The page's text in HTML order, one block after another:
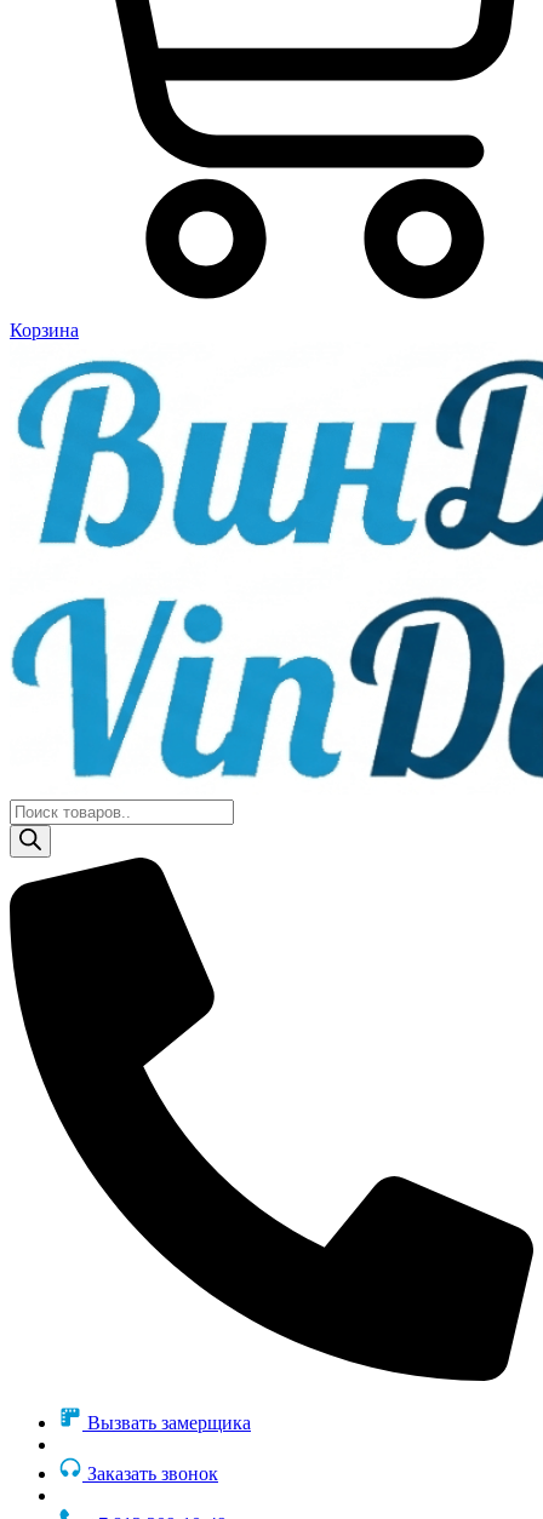
Корзина
Поиск
товаров
Вызвать замерщика
Заказать звонок